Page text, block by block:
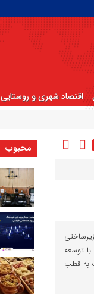
اقتصاد شهری و روستایی
توسعه
به قطب
محبوب